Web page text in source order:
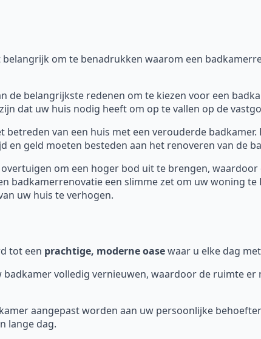
om te benadrukken waarom een
de belangrijkste redenen om te kiezen voor een
dat uw huis nodig heeft om op te vallen op de
van een huis met een verouderde
en geld moeten besteden aan het renoveren van de
om een hoger bod uit te brengen, waardoor
badkamerrenovatie een slimme zet om uw woning
uw huis te verhogen.
tot een prachtige, moderne oasewaar u elke dag
volledig vernieuwen, waardoor de ruimte er
aangepast worden aan uw persoonlijke
lange dag.